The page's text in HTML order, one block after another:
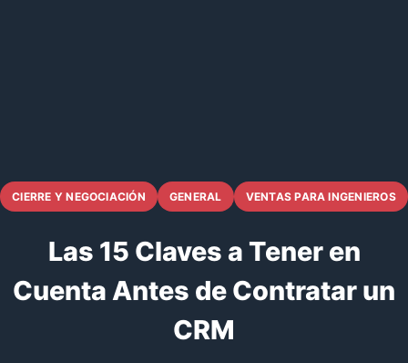
CIERRE Y NEGOCIACIÓN GENERAL VENTAS PARA INGENIEROS
Las 15 Claves a Tener en
Cuenta Antes de Contratar un
CRM